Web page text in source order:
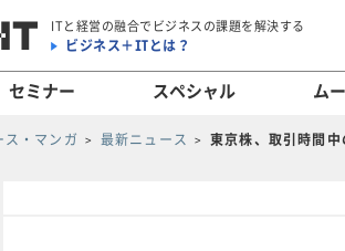
ITと経営の融合でビジネスの課題を解決する
ビジネス＋ITとは？
セミナー スペシャル ム
ス・マンガ 最新ニュース 東京株、取引時間